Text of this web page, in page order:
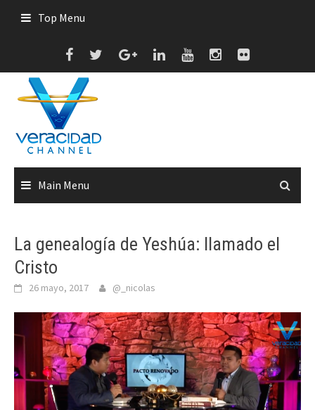
Top Menu
Main Menu
La genealogía de Yeshúa: llamado el
Cristo
26 mayo, 2017 @_nicolas